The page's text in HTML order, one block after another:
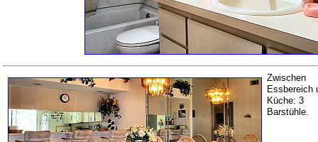
Zwischen
Essbereich
Küche: 3
Barstühle.